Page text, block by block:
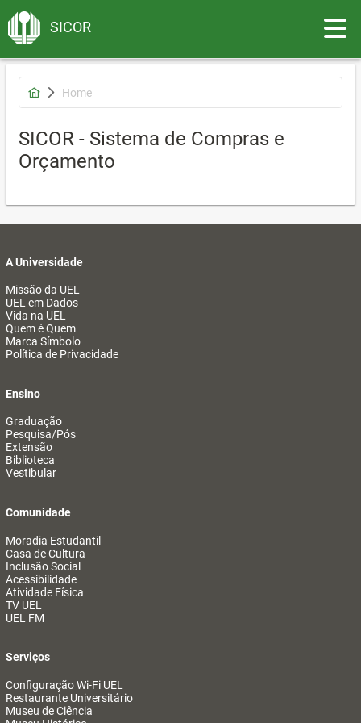
SICOR
Home
SICOR - Sistema de Compras e
Orçamento
A Universidade
Missão da UEL
UEL em Dados
Vida na UEL
Quem é Quem
Marca Símbolo
Política de Privacidade
Ensino
Graduação
Pesquisa/Pós
Extensão
Biblioteca
Vestibular
Comunidade
Moradia Estudantil
Casa de Cultura
Inclusão Social
Acessibilidade
Atividade Física
TV UEL
UEL FM
Serviços
Configuração Wi-Fi UEL
Restaurante Universitário
Museu de Ciência